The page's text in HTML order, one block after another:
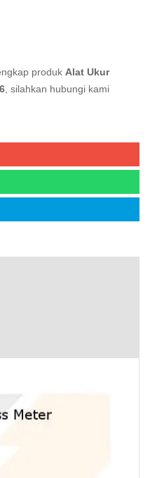
produk Alat Ukur
, silahkan hubungi kami